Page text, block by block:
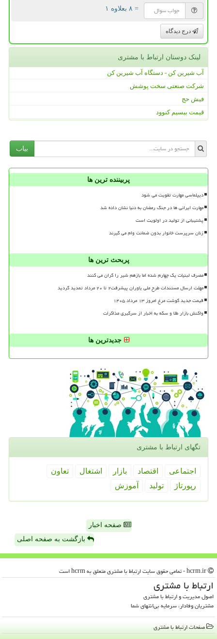
= ۸ بعلاوه ۱
درج دیدگاه
لینک دوستان ارتباط با مشتری
آب شیرین کن - دستگاه آب شیرین کن
شرکت صنعتی سخت پوشش
فیش حج
قیمت بیسیم کنوود
بیاب
پربیننده ترین ها
دیپلماسی مهارت تقویت می شود
مهارت ایرانی ها در جنگ رمضان به دنیا نشان داده شد
پشتیبانی از تولید در اولویت است
زنان سرپرست خانوار بدون ضمانت وام می گیرند
پربحث ترین ها
مصرف لبنیات یک چهارم شده اما بازهم شیر را گران می کنند
مهلت ارسال مستندات طرح ملی یاوران پیشرفت۲ تا ۲۰ مرداد تمدید گردید
قیمت جدید گوشت مرغ امروز ۱۳ مرداد ۱۴۰۵
واکنش بازار طلا و سکه به اخبار از سرگیری مذاکرات
جدیدترین ها
تگهای ارتباط با مشتری
اجتماعی اقتصاد بازار اشتغال
تعاون
رپورتاژ
تولید آموزش
صفحه اخبار
بازگشت به صفحه اصلی
ارتباط با مشتری
اصول مدیریت و ارتباط با مشتری
مشتریان وفادار، سرمایه بی‌انتهای شما
صفحات ارتباط با مشتری